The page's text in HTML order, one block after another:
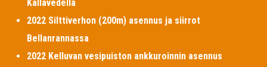
Kallavedellä
2022 Silttiverhon (200m) asennus ja siirrot
Bellanrannassa
2022 Kelluvan vesipuiston ankkuroinnin asennus